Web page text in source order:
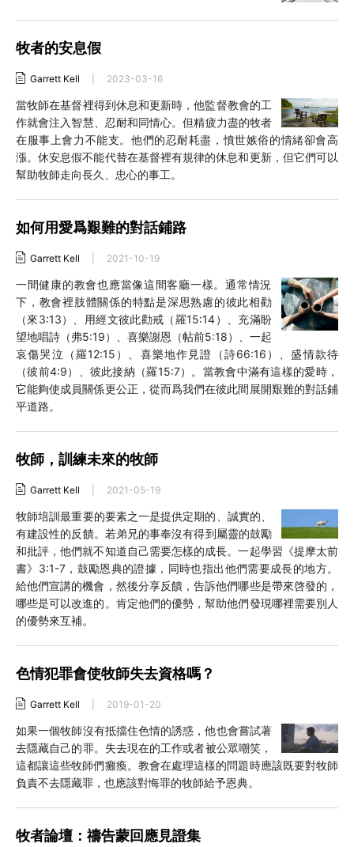
牧者的安息假
Garrett Kell 2023-03-16
當牧師在基督裡得到休息和更新時，他監督教會的工
作就會注入智慧、忍耐和同情心。但精疲力盡的牧者
在服事上會力不能支。他們的忍耐耗盡，憤世嫉俗的情緒卻會高
漲。休安息假不能代替在基督裡有規律的休息和更新，但它們可以
幫助牧師走向長久、忠心的事工。
如何用愛爲艱難的對話鋪路
Garrett Kell 2021-10-19
一間健康的教會也應當像這間客廳一樣。通常情況
下，教會裡肢體關係的特點是深思熟慮的彼此相勸
（來3:13）、用經文彼此勸戒（羅15:14）、充滿盼
望地唱詩（弗5:19）、喜樂謝恩（帖前5:18）、一起
哀傷哭泣（羅12:15）、喜樂地作見證（詩66:16）、盛情款待
（彼前4:9）、彼此接納（羅15:7）。當教會中滿有這樣的愛時，
它能夠使成員關係更公正，從而爲我們在彼此間展開艱難的對話鋪
平道路。
牧師，訓練未來的牧師
Garrett Kell 2021-05-19
牧師培訓最重要的要素之一是提供定期的、誠實的、
有建設性的反饋。若弟兄的事奉沒有得到屬靈的鼓勵
和批評，他們就不知道自己需要怎樣的成長。一起學習《提摩太前
書》3:1-7，鼓勵恩典的證據，同時也指出他們需要成長的地方。
給他們宣講的機會，然後分享反饋，告訴他們哪些是帶來啓發的，
哪些是可以改進的。肯定他們的優勢，幫助他們發現哪裡需要別人
的優勢來互補。
色情犯罪會使牧師失去資格嗎？
Garrett Kell 2019-01-20
如果一個牧師沒有抵擋住色情的誘惑，他也會嘗試著
去隱藏自己的罪。失去現在的工作或者被公眾嘲笑，
這都讓這些牧師們癱瘓。教會在處理這樣的問題時應該既要對牧師
負責不去隱藏罪，也應該對悔罪的牧師給予恩典。
牧者論壇：禱告蒙回應見證集